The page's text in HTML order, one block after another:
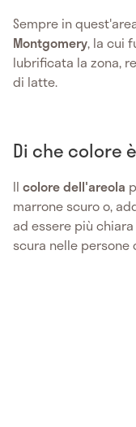
Sempre in
Montgomery, la cui
lubrificata la zona,
di latte.
Di che colore
Il colore dell'areola
marrone scuro o,
ad essere più
scura nelle